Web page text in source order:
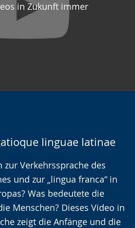
in Zukunft immer
linguae latinae
zur Verkehrssprache des
und zur „lingua franca“ in
Was bedeutete die
Menschen? Dieses Video in
zeigt die Anfänge und die